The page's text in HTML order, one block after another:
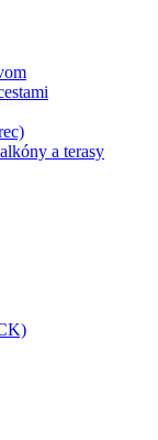
a terasy